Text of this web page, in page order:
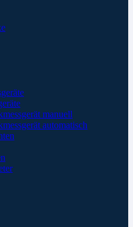
manuell
automatisch